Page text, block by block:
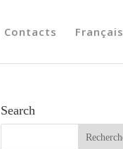
Contacts Français
Search